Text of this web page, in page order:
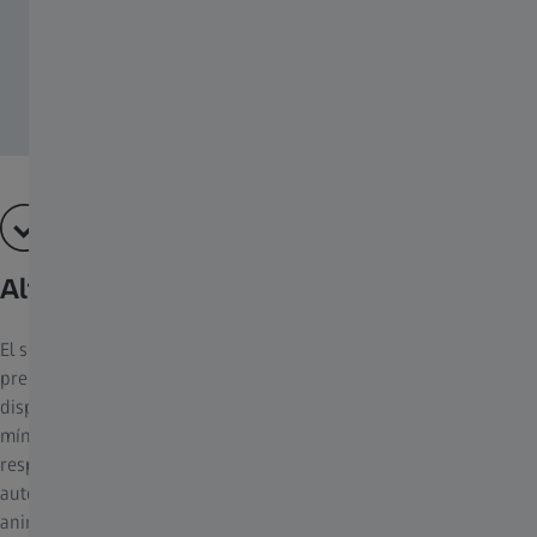
Alta velocidad de disparo
El sensor de movimiento de alta sensibilidad detecta con
precisión los movimientos de los animales. El rápido tiempo de
disparo de la ZEISS Secacam (< 0,35 ~ 0,45 segundos) reduce al
mínimo el desenfoque por movimiento, lo que facilita la
respuesta. Durante el disparo, la cámara de rastreo ajusta
automáticamente la intensidad del flash, que es invisible para los
animales y los seres humanos. Esto evita exposiciones incorrectas